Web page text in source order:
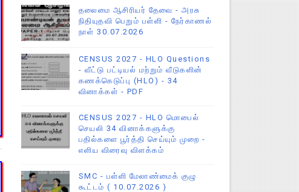
தலைமை ஆசிரியர் தேவை - அரசு
நிதியுதவி பெறும் பள்ளி - நேர்காணல்
நாள் 30.07.2026
CENSUS 2027 - HLO Questions
- வீட்டு பட்டியல் மற்றும் வீடுகளின்
கணக்கெடுப்பு (HLO) - 34
வினாக்கள் - PDF
CENSUS 2027 - HLO மொபைல்
செயலி 34 வினாக்களுக்கு
பதில்களை பூர்த்தி செய்யும் முறை -
எளிய விரைவு விளக்கம்
SMC - பள்ளி மேலாண்மைக் குழு
கூட்டம் ( 10.07.2026 )